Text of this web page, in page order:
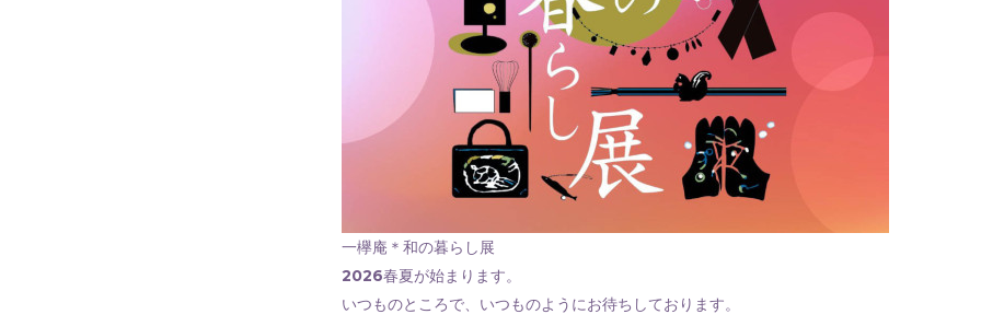
一欅庵＊和の暮らし展
2026春夏が始まります。
いつものところで、いつものようにお待ちしております。